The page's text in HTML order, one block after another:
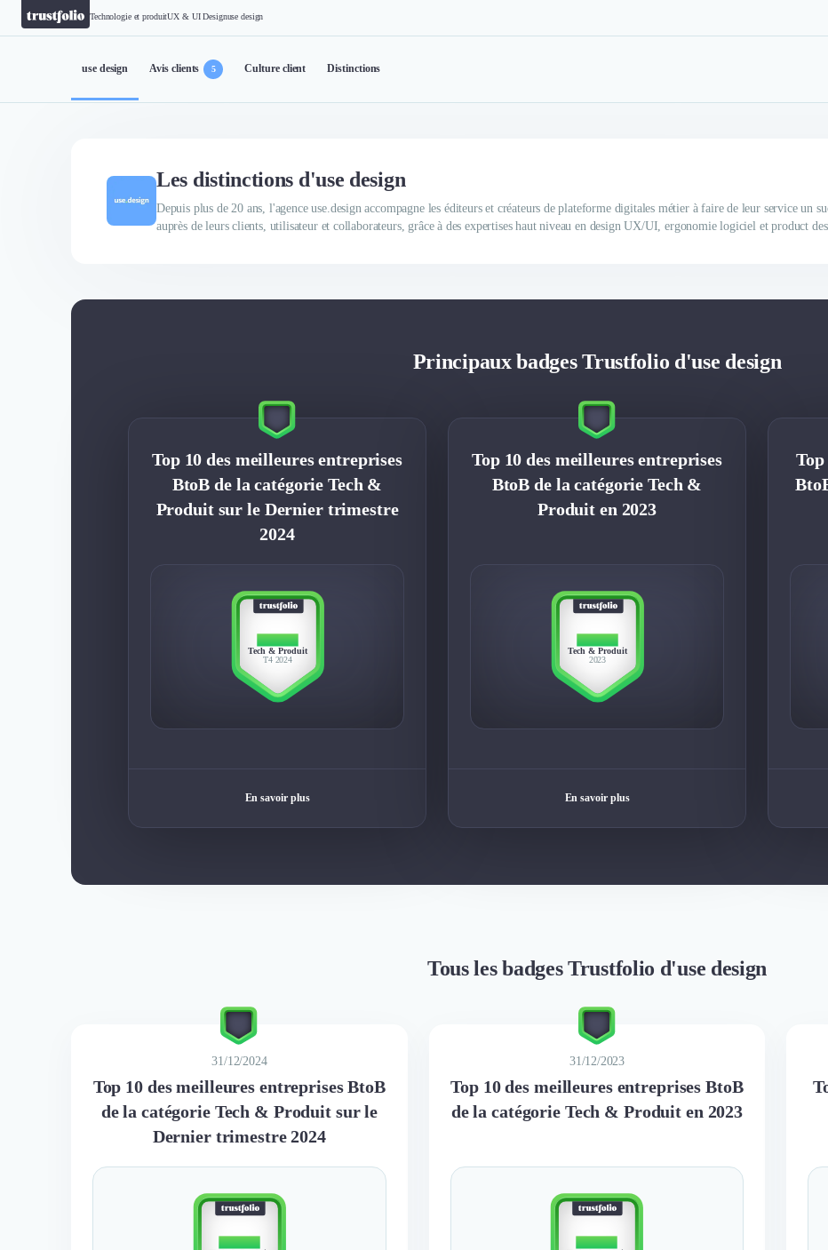
Technologie et produitUX & UI Designuse design
use design Avis clients 5 Culture client Distinctions
Les distinctions d'use design
Depuis plus de 20 ans, l'agence use.design accompagne les éditeurs et créateurs de plateforme digitales métier à faire de leur service un
auprès de leurs clients, utilisateur et collaborateurs, grâce à des expertises haut niveau en design UX/UI, ergonomie logiciel et product
Principaux badges Trustfolio d'use design
Top 10 des meilleures entreprises
BtoB de la catégorie Tech &
Produit sur le Dernier trimestre
2024
TOP 10
Tech & Produit
T4 2024
En savoir plus
Top 10 des meilleures entreprises
BtoB de la catégorie Tech &
Produit en 2023
TOP 10
Tech & Produit
2023
En savoir plus
Tous les badges Trustfolio d'use design
31/12/2024
Top 10 des meilleures entreprises BtoB
de la catégorie Tech & Produit sur le
Dernier trimestre 2024
TOP 10
31/12/2023
Top 10 des meilleures entreprises BtoB
de la catégorie Tech & Produit en 2023
TOP 10